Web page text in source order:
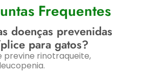
Frequentes
doenças prevenidas
para gatos?
previne rinotraqueite,